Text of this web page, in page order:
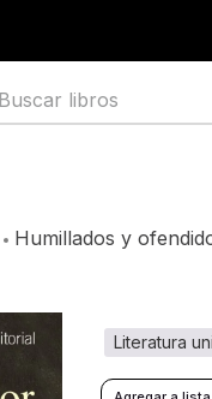
libros
humillados y
literatura